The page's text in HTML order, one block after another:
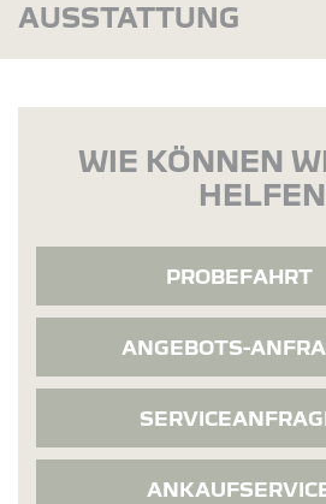
AUSSTATTUNG
WIE KÖNNEN
PROBEFAHRT
ANGEBOTS-